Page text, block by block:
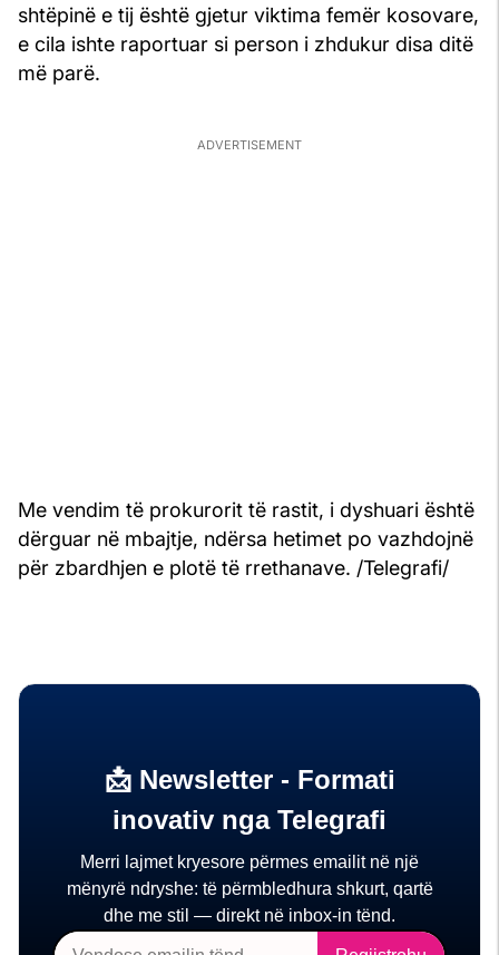
shtëpinë e tij është gjetur viktima femër kosovare,
e cila ishte raportuar si person i zhdukur disa ditë
më parë.
Me vendim të prokurorit të rastit, i dyshuari është
dërguar në mbajtje, ndërsa hetimet po vazhdojnë
për zbardhjen e plotë të rrethanave. /Telegrafi/